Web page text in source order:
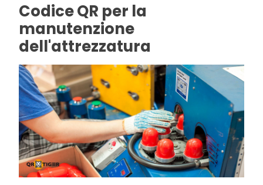
Codice QR per la
manutenzione
dell'attrezzatura